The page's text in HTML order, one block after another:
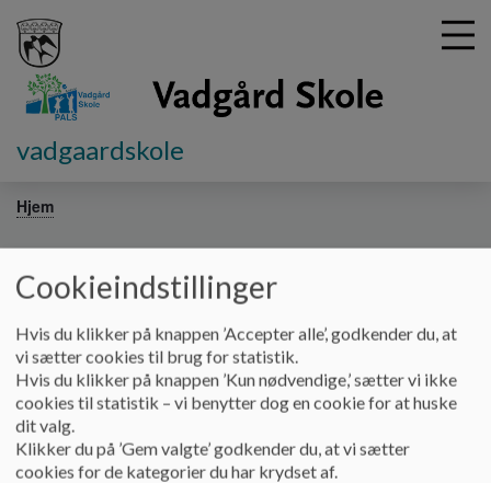
i
vadgaardskole
Hjem
Matematik med undersøgelser og
Matematikkens dag
Hvert år i november fejrer Vadgård Skole Matematikkens
dag.
Cookieindstillinger
Hvis du klikker på knappen ’Accepter alle’, godkender du, at
vi sætter cookies til brug for statistik.
Hvis du klikker på knappen ’Kun nødvendige,’ sætter vi ikke
cookies til statistik – vi benytter dog en cookie for at huske
dit valg.
Klikker du på ’Gem valgte’ godkender du, at vi sætter
cookies for de kategorier du har krydset af.